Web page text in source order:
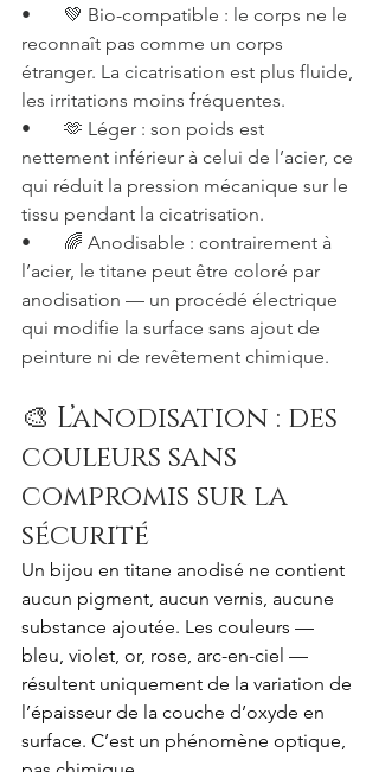
•       💚 Bio-compatible : le corps ne le
reconnaît pas comme un corps
étranger. La cicatrisation est plus fluide,
les irritations moins fréquentes.
•       🫶 Léger : son poids est
nettement inférieur à celui de l’acier, ce
qui réduit la pression mécanique sur le
tissu pendant la cicatrisation.
•       🌈 Anodisable : contrairement à
l’acier, le titane peut être coloré par
anodisation — un procédé électrique
qui modifie la surface sans ajout de
peinture ni de revêtement chimique.
🎨 L’anodisation : des
couleurs sans
compromis sur la
sécurité
Un bijou en titane anodisé ne contient
aucun pigment, aucun vernis, aucune
substance ajoutée. Les couleurs —
bleu, violet, or, rose, arc-en-ciel —
résultent uniquement de la variation de
l’épaisseur de la couche d’oxyde en
surface. C’est un phénomène optique,